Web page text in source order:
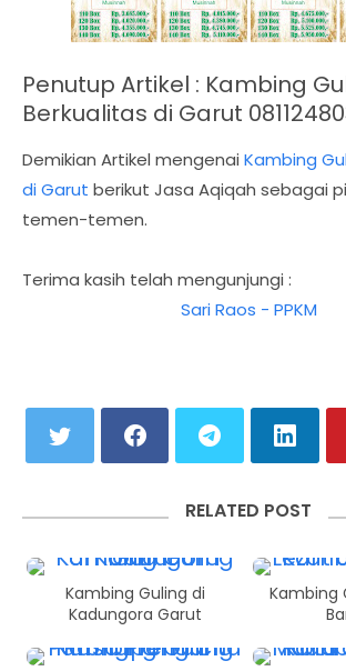
Penutup Artikel : Kambing
Berkualitas di Garut
Demikian Artikel mengenai Kambing
di Garut berikut Jasa Aqiqah sebagai
temen-temen.
Terima kasih telah mengunjungi :
Sari Raos - PPKM
RELATED POST
Kambing Guling di
Kadungora Garut
Kambing